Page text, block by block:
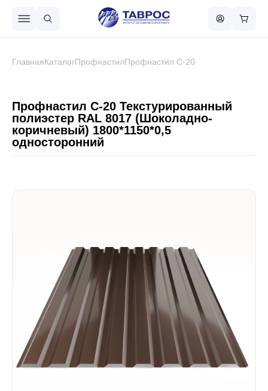
Металлочерепица
Сваи винтовые
Забор
Кровля
ГлавнаяКаталогПрофнастилПрофнастил С-20
Профнастил С-20 Текстурированный
полиэстер RAL 8017 (Шоколадно-
коричневый) 1800*1150*0,5
односторонний